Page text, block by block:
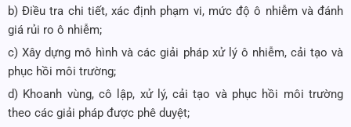
b) Điều tra chi tiết, xác định phạm vi, mức độ ô nhiễm và đánh
giá rủi ro ô nhiễm;
c) Xây dựng mô hình và các giải pháp xử lý ô nhiễm, cải tạo và
phục hồi môi trường;
d) Khoanh vùng, cô lập, xử lý, cải tạo và phục hồi môi trường
theo các giải pháp được phê duyệt;